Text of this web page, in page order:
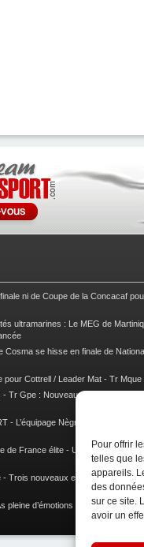
Pour offrir
telles que
appareils.
des
sur ce site.
avoir un
ni de Coupe de la Concacaf
ultramarines : Le MEG de
Cosma se hisse en finale de
pour Cottrell / Leader Mat - Tr Mque
- Tr Gpe : Nouveau changement de
- L’équipage Nègre – Gérard
de France élite - Un semi marathon
- Trois nouveaux et un habitué au
pleine d’émotions ! Images de la